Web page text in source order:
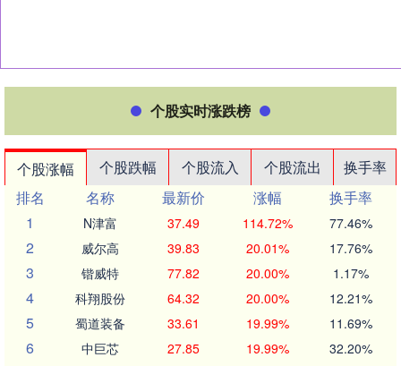
个股实时涨跌榜
个股涨幅 个股跌幅 个股流入 个股流出
换手率
排名
名称 最新价 涨幅
换手率
1
N津富 37.49 114.72% 77.46%
2 威尔高 39.83 20.01% 17.76%
3 锴威特 77.82 20.00% 1.17%
4 科翔股份 64.32 20.00% 12.21%
5 蜀道装备 33.61 19.99% 11.69%
6 中巨芯 27.85 19.99% 32.20%